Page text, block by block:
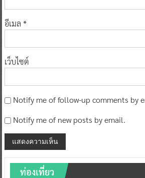
อีเมล *
เว็บไซต์
Notify me of follow-up comments by
Notify me of new posts by email.
ท่องเที่ยว